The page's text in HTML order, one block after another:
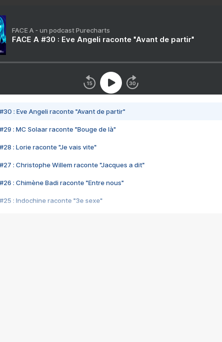
FACE A - un podcast Purecharts
FACE A #30 : Eve Angeli raconte "Avant de partir"
#30 : Eve Angeli raconte "Avant de partir"
#29 : MC Solaar raconte "Bouge de là"
#28 : Lorie raconte "Je vais vite"
#27 : Christophe Willem raconte "Jacques a dit"
#26 : Chimène Badi raconte "Entre nous"
#25 : Indochine raconte "3e sexe"